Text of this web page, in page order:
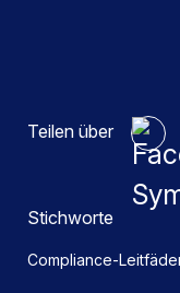
Teilen über
Stichworte
Compliance-